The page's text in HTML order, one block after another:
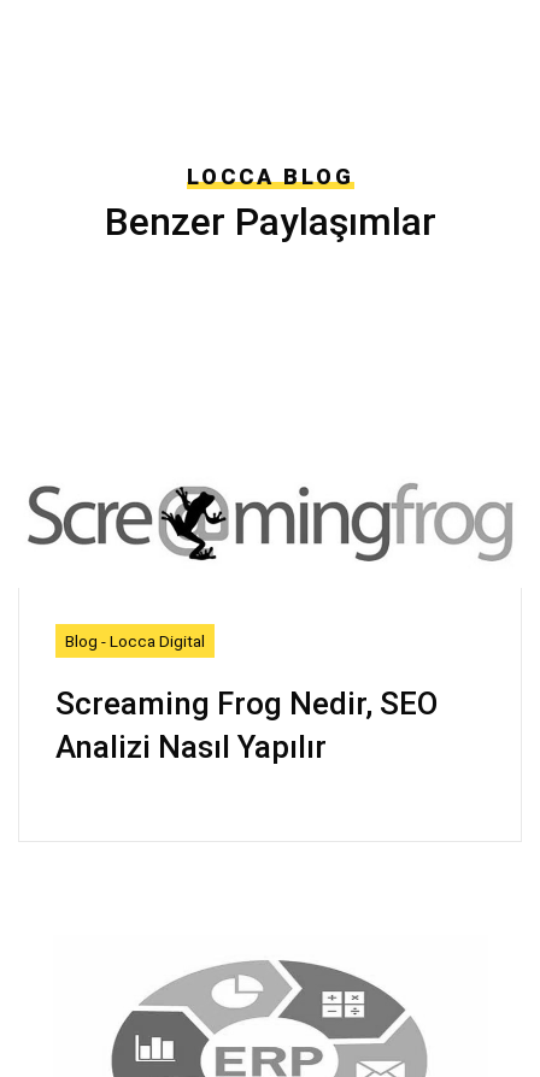
LOCCA BLOG
Benzer Paylaşımlar
Blog - Locca Digital
Screaming Frog Nedir, SEO
Analizi Nasıl Yapılır